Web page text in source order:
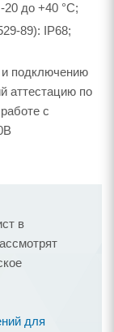
20 до +40 °С;
89): IP68;
подключению
аттестацию по
с
в
для